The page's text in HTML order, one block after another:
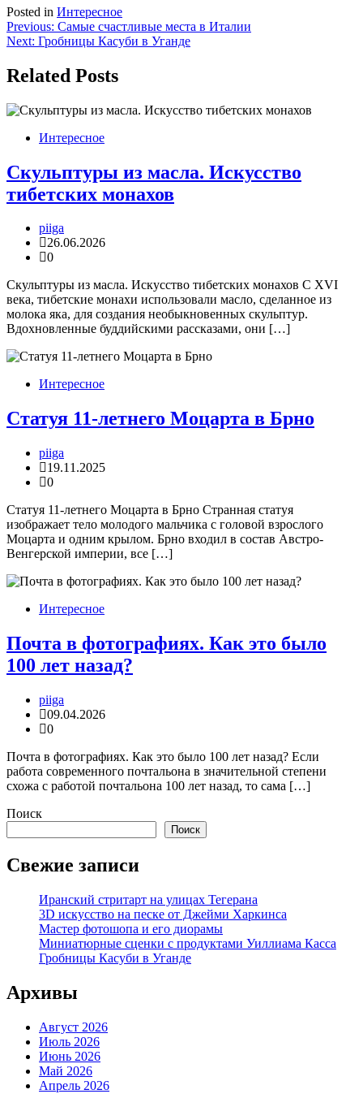
Posted in Интересное
Навигация
по
записям
Previous: Самые счастливые места в Италии
Next: Гробницы Касуби в Уганде
Related Posts
Интересное
Скульптуры из масла. Искусство
тибетских монахов
piiga
26.06.2026
0
Скульптуры из масла. Искусство тибетских монахов С XVI
века, тибетские монахи использовали масло, сделанное из
молока яка, для создания необыкновенных скульптур.
Вдохновленные буддийскими рассказами, они […]
Интересное
Cтатуя 11-летнего Моцарта в Брно
piiga
19.11.2025
0
Cтатуя 11-летнего Моцарта в Брно Странная статуя
изображает тело молодого мальчика с головой взрослого
Моцарта и одним крылом. Брно входил в состав Австро-
Венгерской империи, все […]
Интересное
Почта в фотографиях. Как это было
100 лет назад?
piiga
09.04.2026
0
Почта в фотографиях. Как это было 100 лет назад? Если
работа современного почтальона в значительной степени
схожа с работой почтальона 100 лет назад, то сама […]
Поиск
Поиск
Свежие записи
Иранский стритарт на улицах Тегерана
3D искусство на песке от Джейми Харкинса
Мастер фотошопа и его диорамы
Миниатюрные сценки с продуктами Уиллиама Касса
Гробницы Касуби в Уганде
Архивы
Август 2026
Июль 2026
Июнь 2026
Май 2026
Апрель 2026